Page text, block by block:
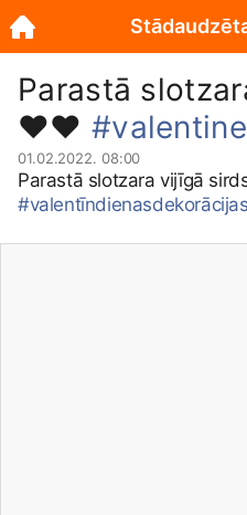
Parastā
❤️❤️ #valentine
01.02.2022. 08:00
Parastā slotzara vijīgā
#valentīndienasdekorācijas